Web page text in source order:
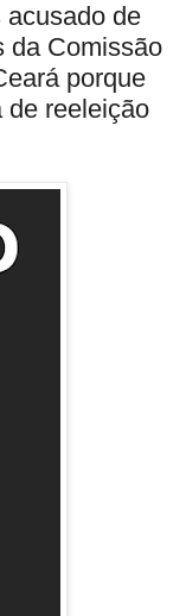
de
da Comissão
porque
de reeleição